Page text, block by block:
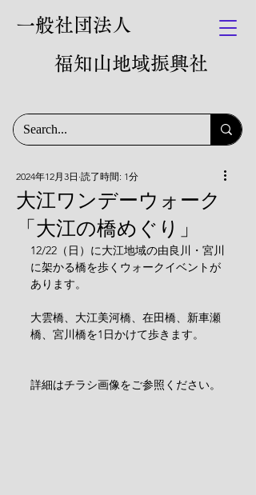
一般社団法人
福知山地域振興社
大江ワンデーウォーク
「大江の橋めぐり」
2024年12月3日 読了時間: 1分
12/22（日）に大江地域の由良川・宮川
に架かる橋を歩くウォークイベントが
あります。
大雲橋、大江美河橋、在田橋、新車瀬
橋、宮川橋を1日かけて歩きます。
詳細はチラシ画像をご参照ください。